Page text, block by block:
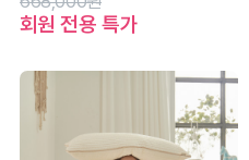
회원 전용 특가